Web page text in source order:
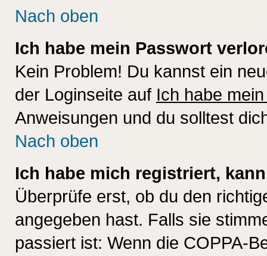
Nach oben
Ich habe mein Passwort
Kein Problem! Du kannst ein
der Loginseite auf Ich habe
Anweisungen und du solltest
Nach oben
Ich habe mich registriert,
Überprüfe erst, ob du den
angegeben hast. Falls sie
passiert ist: Wenn die COPPA-